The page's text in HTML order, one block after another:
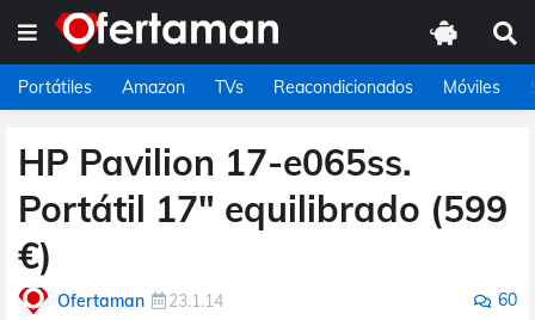
Portátiles Amazon TVs Reacondicionados Móviles
HP Pavilion 17-e065ss.
Portátil 17" equilibrado (599
€)
Ofertaman 23.1.14 60